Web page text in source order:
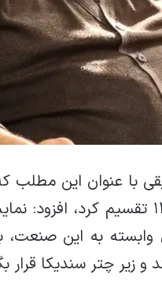
با عنوان این مطلب
دوره قبل از ۱۴۰۰ و بعد از ۱۴۰۰
به این صنعت،
و زیر چتر سندیکا قرار